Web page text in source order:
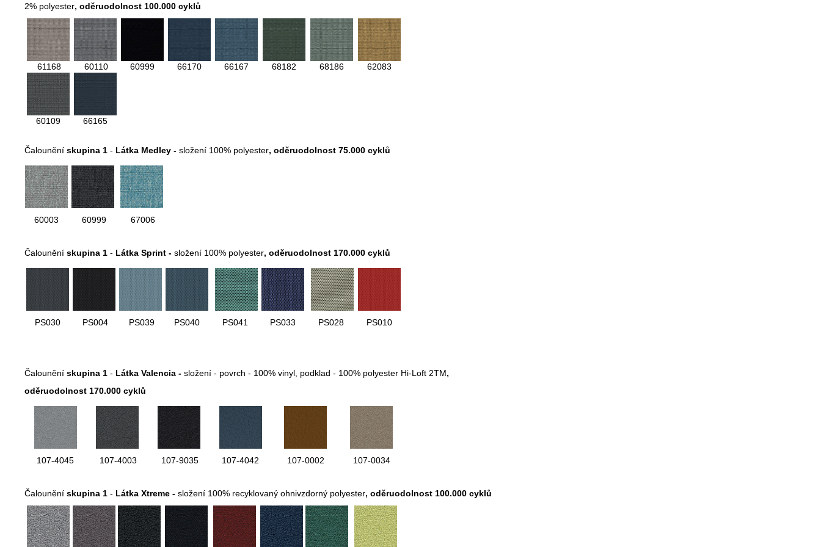
2% polyester, oděruodolnost 100.000 cyklů
61168 60110 60999 66170 66167 68182 68186 62083
60109 66165
Čalounění skupina 1 - Látka Medley - složení 100% polyester, oděruodolnost 75.000 cyklů
60003 60999 67006
Čalounění skupina 1 - Látka Sprint - složení 100% polyester, oděruodolnost 170.000 cyklů
PS030 PS004 PS039 PS040 PS041 PS033 PS028 PS010
Čalounění skupina 1 - Látka Valencia - složení - povrch - 100% vinyl, podklad - 100% polyester Hi-Loft 2TM,
oděruodolnost 170.000 cyklů
107-4045 107-4003 107-9035 107-4042 107-0002 107-0034
Čalounění skupina 1 - Látka Xtreme - složení 100% recyklovaný ohnivzdorný polyester, oděruodolnost 100.000 cyklů